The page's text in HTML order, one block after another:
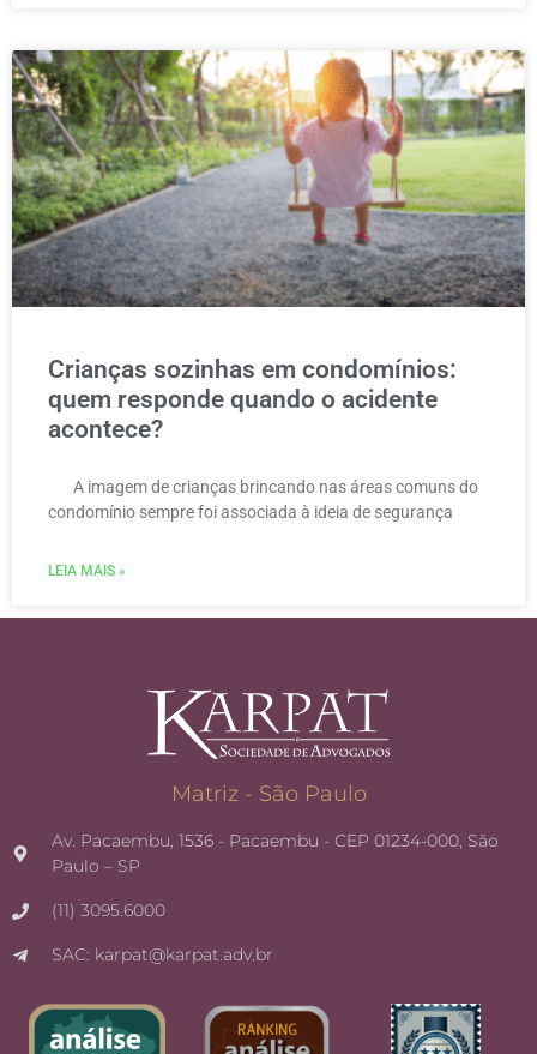
Crianças sozinhas em condomínios:
quem responde quando o acidente
acontece?
A imagem de crianças brincando nas áreas comuns do
condomínio sempre foi associada à ideia de segurança
LEIA MAIS »
Matriz - São Paulo
Av. Pacaembu, 1536 - Pacaembu - CEP 01234-000, São
Paulo – SP
(11) 3095.6000
SAC: karpat@karpat.adv.br